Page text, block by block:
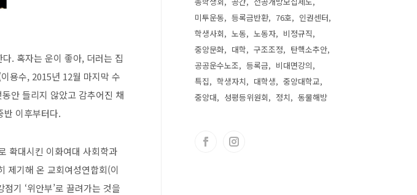
. 혹자는 운이 좋아, 더러는 집
용수, 2015년 12월 마지막 수
안 들리지 않았고 감추어진 채
반 이후부터다.
확대시킨 이화여대 사회학과
제기해 온 교회여성연합회(이
기 ‘위안부’로 끌려가는 것을
미투운동
등록금반환 76호
인권센터
학생사회
노동 노동자
비정규직
중앙문화
대학 구조조정
탄핵소추안
공공운수노조
등록금
비대면강의
특집
학생자치 대학생
중앙대학교
중앙대
성평등위원회 정치 동물해방